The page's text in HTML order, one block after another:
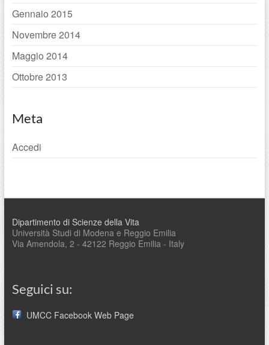
Gennaio 2015
Novembre 2014
Maggio 2014
Ottobre 2013
Meta
Accedi
Dipartimento di Scienze della Vita
Università Studi di Modena e Reggio Emilia
Via Amendola, 2 - 42122 Reggio Emilia - Italy
Seguici su:
UMCC Facebook Web Page